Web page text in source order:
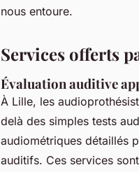
nous entoure.
Services offerts
Évaluation auditive
À Lille, les
delà des simples tests
audiométriques détaillés
auditifs. Ces services